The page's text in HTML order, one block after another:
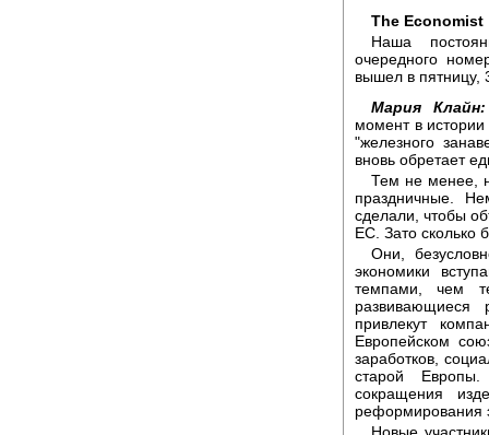
The Economist
Наша
очередного
вышел в пятницу,
Мария Клайн:
момент в
"железного
вновь обретает
Тем не менее,
праздничные.
сделали, чтобы
ЕС. Зато сколько
Они,
экономики
темпами, чем
привлекут
Европейском
заработков,
старой
сокращения
реформирования